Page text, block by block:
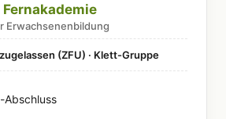
Fernakademie
Erwachsenenbildung
(ZFU) · Klett-Gruppe
Abschluss